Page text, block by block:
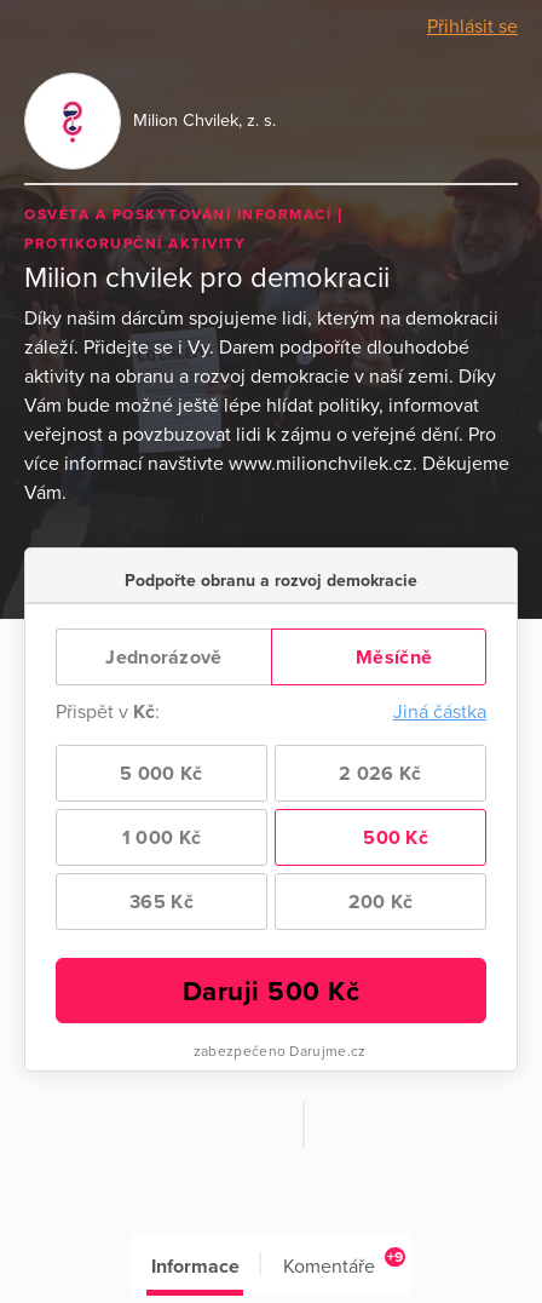
Přihlásit se
Milion Chvilek, z. s.
OSVĚTA A POSKYTOVÁNÍ INFORMACÍ
PROTIKORUPČNÍ AKTIVITY
Milion chvilek pro demokracii
Díky našim dárcům spojujeme lidi, kterým na demokracii
záleží. Přidejte se i Vy. Darem podpoříte dlouhodobé
aktivity na obranu a rozvoj demokracie v naší zemi. Díky
Vám bude možné ještě lépe hlídat politiky, informovat
veřejnost a povzbuzovat lidi k zájmu o veřejné dění. Pro
více informací navštivte www.milionchvilek.cz. Děkujeme
Vám.
Podpořte obranu a rozvoj demokracie
Jednorázově Měsíčně
Přispět v Kč: Jiná částka
5 000 Kč 2 026 Kč
1 000 Kč 500 Kč
365 Kč 200 Kč
Daruji 500 Kč
zabezpečeno Darujme.cz
Informace Komentáře +9